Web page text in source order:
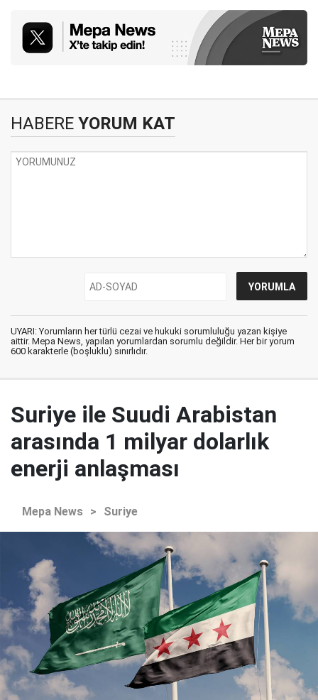
HABERE YORUM KAT
UYARI: Yorumların her türlü cezai ve hukuki sorumluluğu yazan kişiye
aittir. Mepa News, yapılan yorumlardan sorumlu değildir. Her bir yorum
600 karakterle (boşluklu) sınırlıdır.
Suriye ile Suudi Arabistan
arasında 1 milyar dolarlık
enerji anlaşması
Mepa News > Suriye